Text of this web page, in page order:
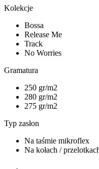
Kolekcje
Bossa
Release Me
Track
No Worries
Gramatura
250 gr/m2
280 gr/m2
275 gr/m2
Typ zasłon
Na taśmie mikroflex
Na kołach /